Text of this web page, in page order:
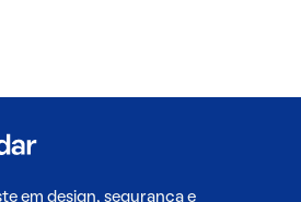
em design, segurança e